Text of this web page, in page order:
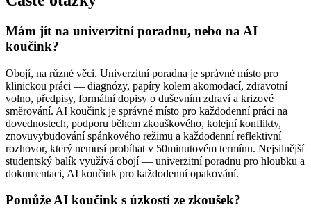
Mám jít na univerzitní poradnu, nebo na AI
koučink?
Obojí, na různé věci. Univerzitní poradna je správné místo pro
klinickou práci — diagnózy, papíry kolem akomodací, zdravotní
volno, předpisy, formální dopisy o duševním zdraví a krizové
směrování. AI koučink je správné místo pro každodenní práci na
dovednostech, podporu během zkouškového, kolejní konflikty,
znovuvybudování spánkového režimu a každodenní reflektivní
rozhovor, který nemusí probíhat v 50minutovém termínu. Nejsilnější
studentský balík využívá obojí — univerzitní poradnu pro hloubku a
dokumentaci, AI koučink pro každodenní opakování.
Pomůže AI koučink s úzkostí ze zkoušek?